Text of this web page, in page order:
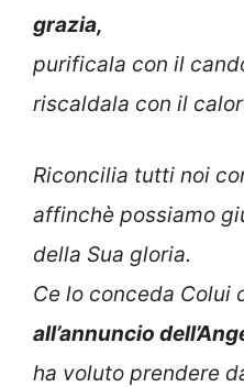
grazia,
purificala con il
riscaldala con il
Riconcilia tutti noi
affinchè possiamo
della Sua gloria.
Ce lo conceda Colui
all’annuncio
ha voluto prendere